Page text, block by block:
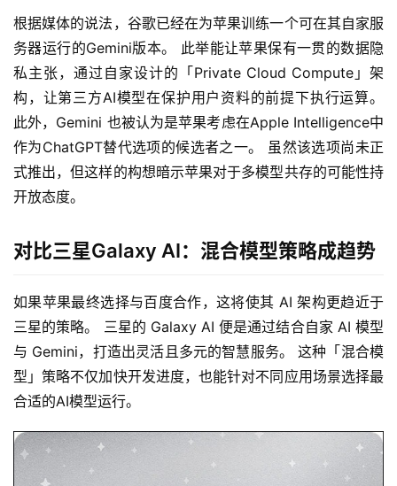
根据媒体的说法，谷歌已经在为苹果训练一个可在其自家服
务器运行的Gemini版本。 此举能让苹果保有一贯的数据隐
私主张，通过自家设计的「Private Cloud Compute」架
构，让第三方AI模型在保护用户资料的前提下执行运算。
此外，Gemini 也被认为是苹果考虑在Apple Intelligence中
作为ChatGPT替代选项的候选者之一。 虽然该选项尚未正
式推出，但这样的构想暗示苹果对于多模型共存的可能性持
开放态度。
对比三星Galaxy AI：混合模型策略成趋势
如果苹果最终选择与百度合作，这将使其 AI 架构更趋近于
三星的策略。 三星的 Galaxy AI 便是通过结合自家 AI 模型
与 Gemini，打造出灵活且多元的智慧服务。 这种「混合模
型」策略不仅加快开发进度，也能针对不同应用场景选择最
合适的AI模型运行。